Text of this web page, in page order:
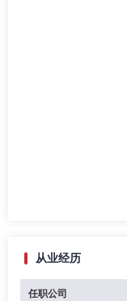
从业经历
任职公司